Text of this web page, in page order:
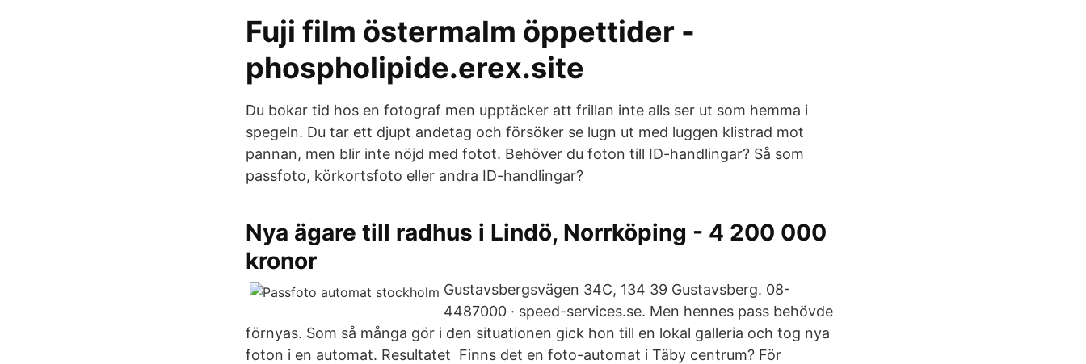
Fuji film östermalm öppettider -
phospholipide.erex.site
Du bokar tid hos en fotograf men upptäcker att frillan inte alls ser ut som hemma i
spegeln. Du tar ett djupt andetag och försöker se lugn ut med luggen klistrad mot
pannan, men blir inte nöjd med fotot. Behöver du foton till ID-handlingar? Så som
passfoto, körkortsfoto eller andra ID-handlingar?
Nya ägare till radhus i Lindö, Norrköping - 4 200 000
kronor
Gustavsbergsvägen 34C, 134 39 Gustavsberg. 08-
4487000 · speed-services.se. Men hennes pass behövde
förnyas. Som så många gör i den situationen gick hon till en lokal galleria och tog nya
foton i en automat. Resultatet Finns det en foto-automat i Täby centrum? För